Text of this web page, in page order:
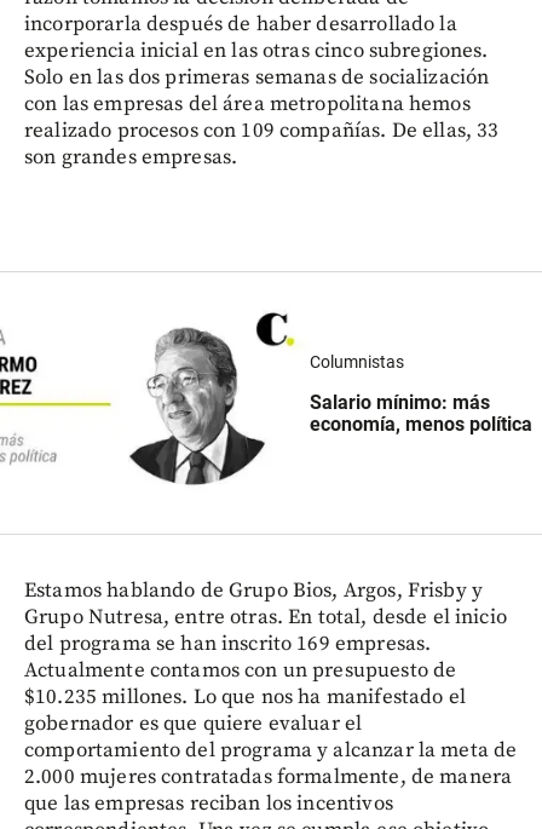
incorporarla después de haber desarrollado la
experiencia inicial en las otras cinco subregiones.
Solo en las dos primeras semanas de socialización
con las empresas del área metropolitana hemos
realizado procesos con 109 compañías. De ellas, 33
son grandes empresas.
Columnistas
Salario mínimo: más
economía, menos política
Estamos hablando de Grupo Bios, Argos, Frisby y
Grupo Nutresa, entre otras. En total, desde el inicio
del programa se han inscrito 169 empresas.
Actualmente contamos con un presupuesto de
$10.235 millones. Lo que nos ha manifestado el
gobernador es que quiere evaluar el
comportamiento del programa y alcanzar la meta de
2.000 mujeres contratadas formalmente, de manera
que las empresas reciban los incentivos